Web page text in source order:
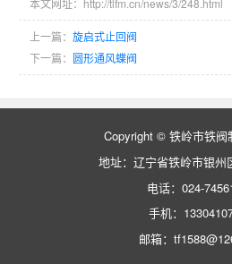
本文网址：http://tlfm.cn/news/3/248.html
上一篇： 旋启式止回阀
下一篇： 圆形通风蝶阀
Copyright © 铁岭市铁阀
地址：辽宁省铁岭市银州
电话：024-
手机：
邮箱：